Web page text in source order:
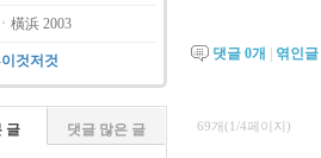
橫浜 2003
이것저것
글 댓글 많은 글
댓글 0개 엮인글
69개(1/4페이지)